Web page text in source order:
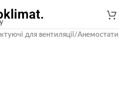
для вентиляції/Анемостати